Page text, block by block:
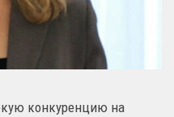
конкуренцию на